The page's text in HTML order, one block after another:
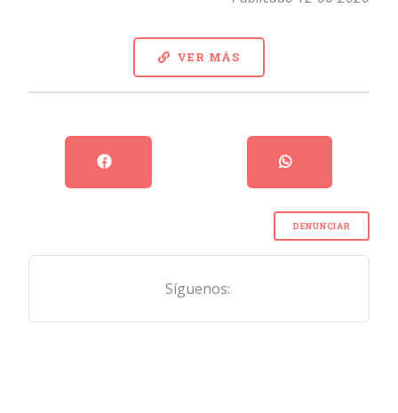
VER MÁS
DENUNCIAR
Síguenos: